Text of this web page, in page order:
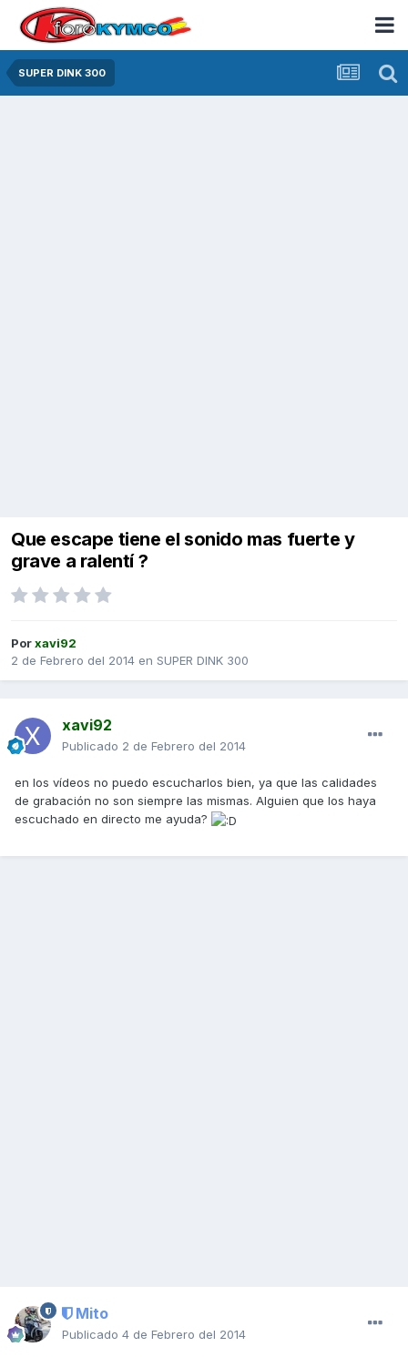
SUPER DINK 300
Que escape tiene el sonido mas fuerte y
grave a ralentí ?
Porxavi92
2 de Febrero del 2014 en SUPER DINK 300
xavi92
Publicado 2 de Febrero del 2014
en los vídeos no puedo escucharlos bien, ya que las calidades
de grabación no son siempre las mismas. Alguien que los haya
escuchado en directo me ayuda?
Mito
Publicado 4 de Febrero del 2014